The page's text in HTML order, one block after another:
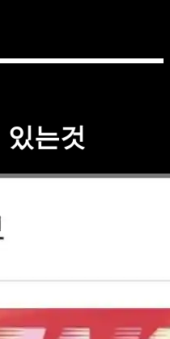
있는것